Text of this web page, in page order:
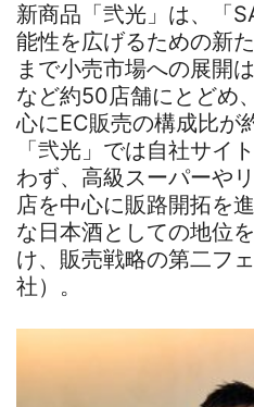
新商品「弐光」は、「
能性を広げるための新
まで小売市場への展開
など約50店舗にとどめ
心にEC販売の構成比が
「弐光」では自社サイ
わず、高級スーパーや
店を中心に販路開拓を
な日本酒としての地位
け、販売戦略の第二フ
社）。